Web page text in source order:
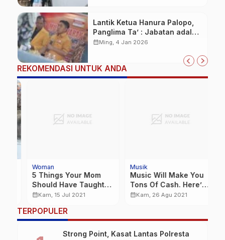
Lantik Ketua Hanura Palopo,
Panglima Ta’ : Jabatan adalah
amanah siap dipertanggung
calendar_monthMing, 4 Jan 2026
REKOMENDASI UNTUK ANDA
Woman
5 Things Your Mom
Should Have Taught
You About Woman
Kam, 15 Jul 2021
Musik
Music Will Make You
Tons Of Cash. Here’s
How!
Kam, 26 Agu 2021
TERPOPULER
Strong Point, Kasat Lantas Polresta